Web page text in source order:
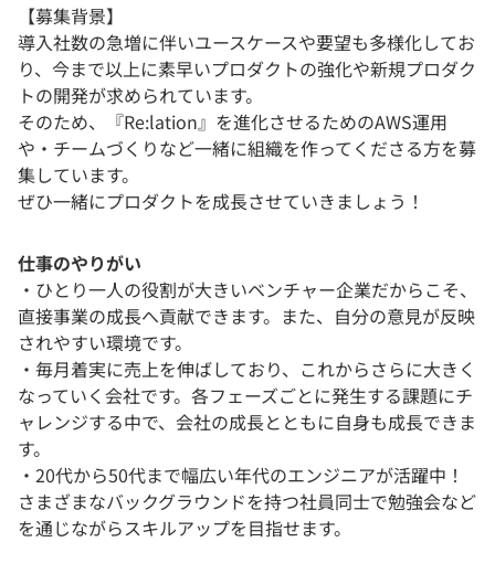
【募集背景】
導入社数の急増に伴いユースケースや要望も多様化してお
り、今まで以上に素早いプロダクトの強化や新規プロダク
トの開発が求められています。
そのため、『Re:lation』を進化させるためのAWS運用
や・チームづくりなど一緒に組織を作ってくださる方を募
集しています。
ぜひ一緒にプロダクトを成長させていきましょう！
仕事のやりがい
・ひとり一人の役割が大きいベンチャー企業だからこそ、
直接事業の成長へ貢献できます。また、自分の意見が反映
されやすい環境です。
・毎月着実に売上を伸ばしており、これからさらに大きく
なっていく会社です。各フェーズごとに発生する課題にチ
ャレンジする中で、会社の成長とともに自身も成長できま
す。
・20代から50代まで幅広い年代のエンジニアが活躍中！
さまざまなバックグラウンドを持つ社員同士で勉強会など
を通じながらスキルアップを目指せます。